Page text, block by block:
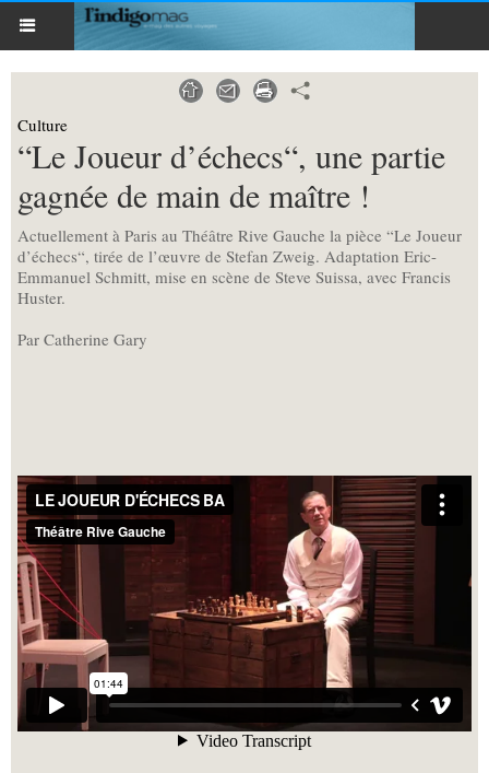
Culture
“Le Joueur d’échecs“, une partie
gagnée de main de maître !
Actuellement à Paris au Théâtre Rive Gauche la pièce “Le Joueur
d’échecs“, tirée de l’œuvre de Stefan Zweig. Adaptation Eric-
Emmanuel Schmitt, mise en scène de Steve Suissa, avec Francis
Huster.
Par Catherine Gary